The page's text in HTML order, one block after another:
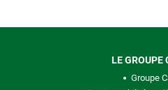
LE GROUPE
Groupe